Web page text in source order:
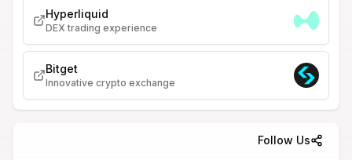
Hyperliquid
DEX trading experience
Bitget
Innovative crypto exchange
Follow Us